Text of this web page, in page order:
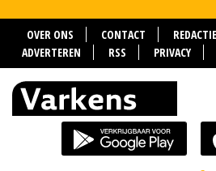
OVER ONS CONTACT REDACTIE
ADVERTEREN
RSS PRIVACY